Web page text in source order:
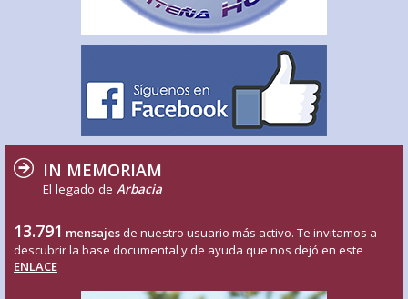
IN MEMORIAM
El legado de Arbacia
13.791 mensajes de nuestro usuario más activo. Te invitamos a
descubrir la base documental y de ayuda que nos dejó en este
ENLACE